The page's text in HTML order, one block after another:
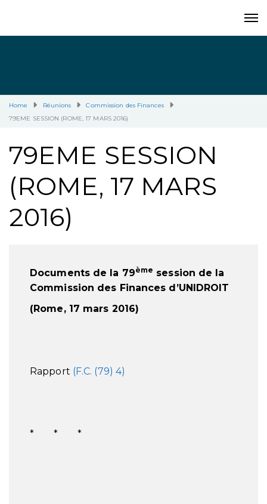
Home Réunions
Commission des Finances
79EME SESSION (ROME, 17 MARS 2016)
79EME SESSION
(ROME, 17 MARS
2016)
Documents de la 79ème session de la
Commission des Finances d’UNIDROIT
(Rome, 17 mars 2016)
Rapport (F.C. (79) 4)
* * *